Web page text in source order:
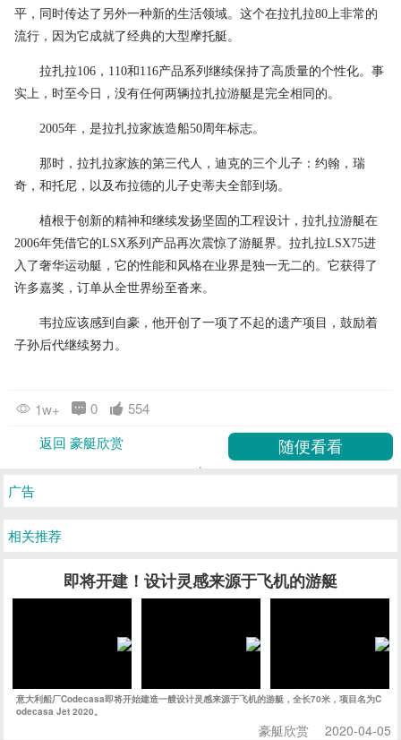
平，同时传达了另外一种新的生活领域。这个在拉扎拉80上非常的
流行，因为它成就了经典的大型摩托艇。
拉扎拉106，110和116产品系列继续保持了高质量的个性化。事
实上，时至今日，没有任何两辆拉扎拉游艇是完全相同的。
2005年，是拉扎拉家族造船50周年标志。
那时，拉扎拉家族的第三代人，迪克的三个儿子：约翰，瑞
奇，和托尼，以及布拉德的儿子史蒂夫全部到场。
植根于创新的精神和继续发扬坚固的工程设计，拉扎拉游艇在
2006年凭借它的LSX系列产品再次震惊了游艇界。拉扎拉LSX75进
入了奢华运动艇，它的性能和风格在业界是独一无二的。它获得了
许多嘉奖，订单从全世界纷至沓来。
韦拉应该感到自豪，他开创了一项了不起的遗产项目，鼓励着
子孙后代继续努力。
1w+ 0
554
返回 豪艇欣赏
广告
相关推荐
即将开建！设计灵感来源于飞机的游艇
意大利船厂Codecasa即将开始建造一艘设计灵感来源于飞机的游艇，全长70米，项目名为C
odecasa Jet 2020。
豪艇欣赏 2020-04-05